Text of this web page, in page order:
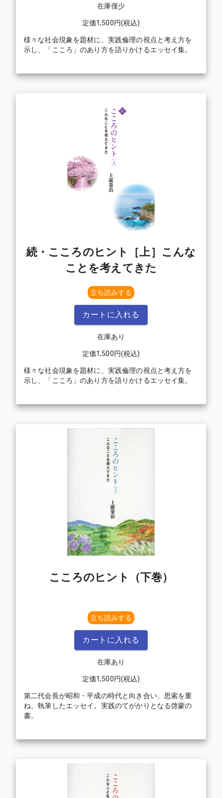
在庫僅少
定価1,500円(税込)
様々な社会現象を題材に、実践倫理の視点と考え方を
示し、「こころ」のあり方を語りかけるエッセイ集。
続・こころのヒント［上］こんな
ことを考えてきた
立ち読みする
カートに入れる
在庫あり
定価1,500円(税込)
様々な社会現象を題材に、実践倫理の視点と考え方を
示し、「こころ」のあり方を語りかけるエッセイ集。
こころのヒント（下巻）
立ち読みする
カートに入れる
在庫あり
定価1,500円(税込)
第二代会長が昭和・平成の時代と向き合い、思索を重
ね、執筆したエッセイ。実践のてがかりとなる啓蒙の
書。